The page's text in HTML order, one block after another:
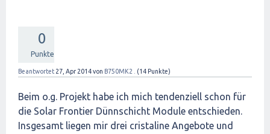
0
Punkte
Beantwortet 27, Apr 2014von B750MK2 . (14 Punkte)
Beim o.g. Projekt habe ich mich tendenziell schon für
die Solar Frontier Dünnschicht Module entschieden.
Insgesamt liegen mir drei cristaline Angebote und